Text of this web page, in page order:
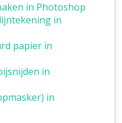
in Photoshop
in
papier in
in
in